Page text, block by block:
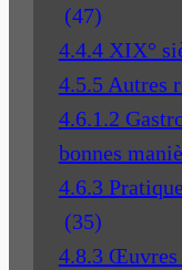
(47)
4.4.4 XIX°
4.5.5 Autres
4.6.1.2
bonnes
4.6.3
(35)
4.8.3 Œuvres